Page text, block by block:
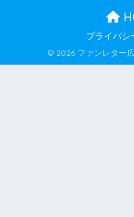
プライバシ
© 2026 ファンレター